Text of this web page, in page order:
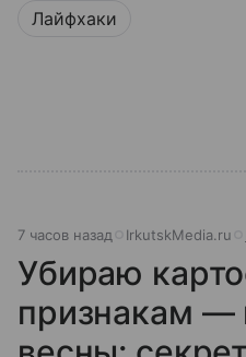
Лайфхаки
7 часов назад IrkutskMedia.ru
Убираю
признакам —